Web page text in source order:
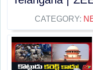
CATEGORY: